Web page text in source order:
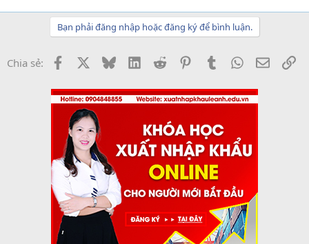
Bạn phải đăng nhập hoặc đăng ký để bình luận.
Chia sẻ: Facebook BlueskyLinkedInReddit PinterestTumblrWhatsApp
Email